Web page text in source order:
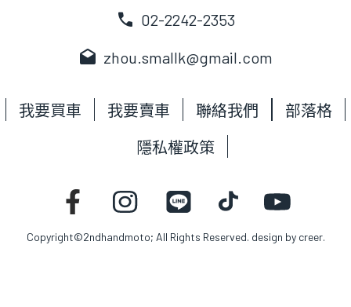
call 02-2242-2353
drafts zhou.smallk@gmail.com
我要買車 我要賣車 聯絡我們
部落格
隱私權政策
Copyright©2ndhandmoto; All Rights Reserved. design by creer.